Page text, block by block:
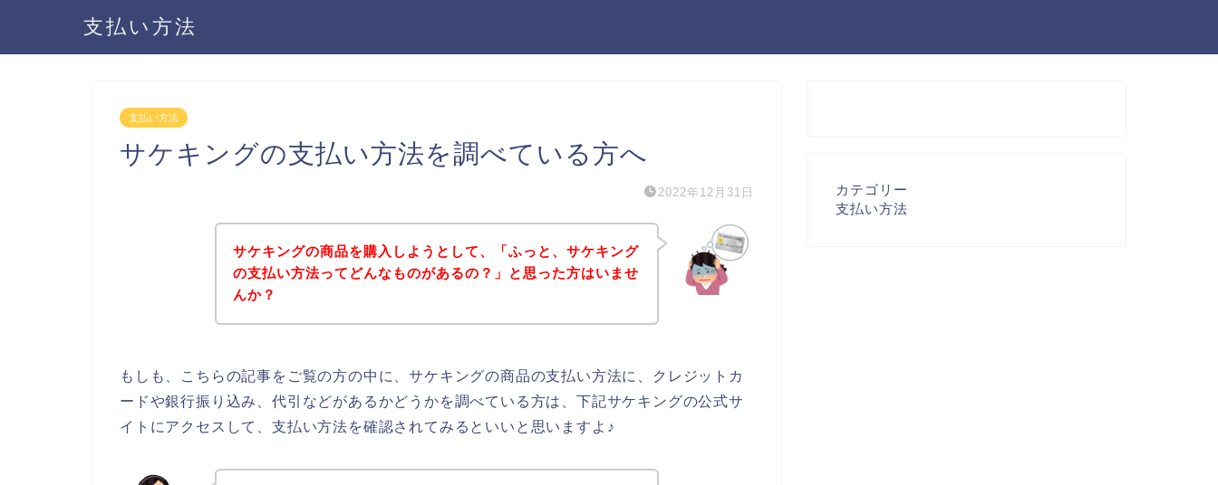
支払い方法
支払い方法
サケキングの支払い方法を調べている方へ
2022年12月31日
サケキングの商品を購入しようとして、「ふっと、サケキング
の支払い方法ってどんなものがあるの？」と思った方はいませ
んか？
もしも、こちらの記事をご覧の方の中に、サケキングの商品の支払い方法に、クレジットカ
ードや銀行振り込み、代引などがあるかどうかを調べている方は、下記サケキングの公式サ
イトにアクセスして、支払い方法を確認されてみるといいと思いますよ♪
カテゴリー
支払い方法